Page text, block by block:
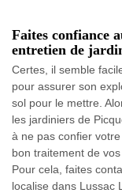
Faites confiance
entretien de
Certes, il semble
pour assurer son
sol pour le mettre.
les jardiniers de
à ne pas confier
bon traitement de
Pour cela, faites
localise dans Lussac